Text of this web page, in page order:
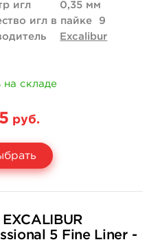
игл
0,35 мм
игл в пайке
9
Excalibur
на складе
руб.
2 043 руб.
5 Fine Liner -